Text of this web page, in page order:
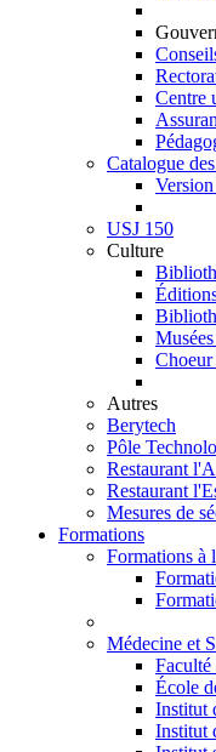
Centre
Catalogue
USJ 150
Culture
Autres
Berytech
Pôle
Restaurant
Restaurant
Mesures de
Formations
Formations à
Médecine et
Faculté
École
Institut
Institut